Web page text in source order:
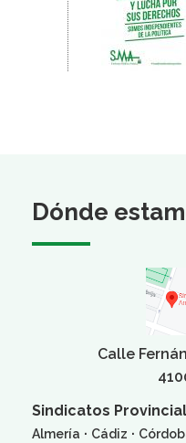
Dónde
Calle
Sindicatos
Almería · Cádiz ·